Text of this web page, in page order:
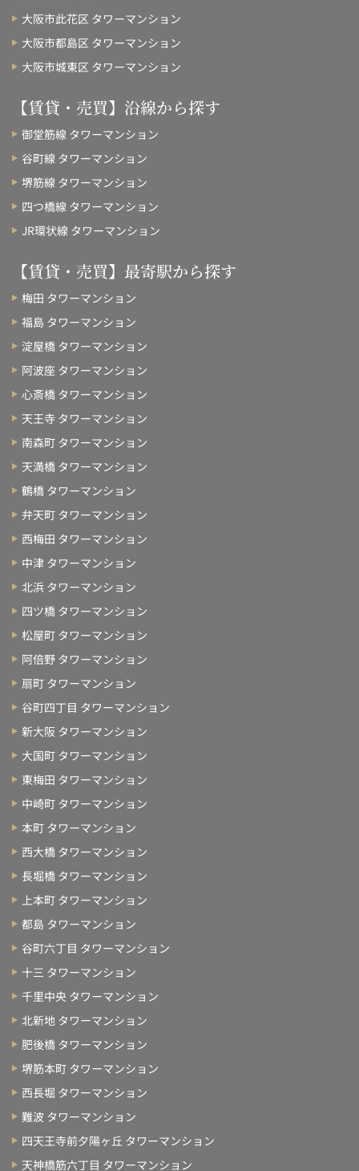
大阪市此花区 タワーマンション
大阪市都島区 タワーマンション
大阪市城東区 タワーマンション
【賃貸・売買】沿線から探す
御堂筋線 タワーマンション
谷町線 タワーマンション
堺筋線 タワーマンション
四つ橋線 タワーマンション
JR環状線 タワーマンション
【賃貸・売買】最寄駅から探す
梅田 タワーマンション
福島 タワーマンション
淀屋橋 タワーマンション
阿波座 タワーマンション
心斎橋 タワーマンション
天王寺 タワーマンション
南森町 タワーマンション
天満橋 タワーマンション
鶴橋 タワーマンション
弁天町 タワーマンション
西梅田 タワーマンション
中津 タワーマンション
北浜 タワーマンション
四ツ橋 タワーマンション
松屋町 タワーマンション
阿倍野 タワーマンション
扇町 タワーマンション
谷町四丁目 タワーマンション
新大阪 タワーマンション
大国町 タワーマンション
東梅田 タワーマンション
中崎町 タワーマンション
本町 タワーマンション
西大橋 タワーマンション
長堀橋 タワーマンション
上本町 タワーマンション
都島 タワーマンション
谷町六丁目 タワーマンション
十三 タワーマンション
千里中央 タワーマンション
北新地 タワーマンション
肥後橋 タワーマンション
堺筋本町 タワーマンション
西長堀 タワーマンション
難波 タワーマンション
四天王寺前夕陽ヶ丘 タワーマンション
天神橋筋六丁目 タワーマンション